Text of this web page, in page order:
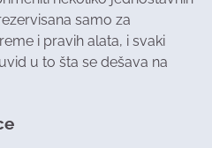
samo za
i pravih alata, i svaki
u to šta se dešava na